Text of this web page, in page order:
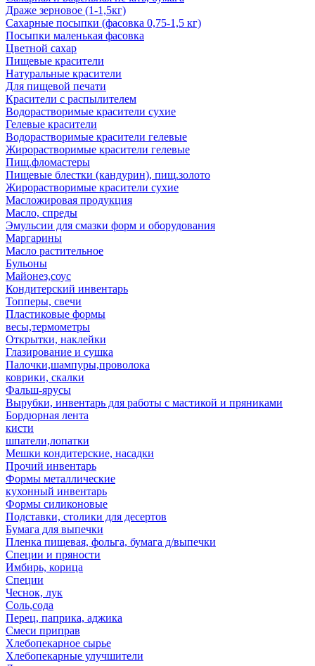
Драже зерновое (1-1,5кг)
Сахарные посыпки (фасовка 0,75-1,5 кг)
Посыпки маленькая фасовка
Цветной сахар
Пищевые красители
Натуральные красители
Для пищевой печати
Красители с распылителем
Водорастворимые красители сухие
Гелевые красители
Водорастворимые красители гелевые
Жирорастворимые красители гелевые
Пищ.фломастеры
Пищевые блестки (кандурин), пищ.золото
Жирорастворимые красители сухие
Масложировая продукция
Масло, спреды
Эмульсии для смазки форм и оборудования
Маргарины
Масло растительное
Бульоны
Майонез,соус
Кондитерский инвентарь
Топперы, свечи
Пластиковые формы
весы,термометры
Открытки, наклейки
Глазирование и сушка
Палочки,шампуры,проволока
коврики, скалки
Фальш-ярусы
Вырубки, инвентарь для работы с мастикой и пряниками
Бордюрная лента
кисти
шпатели,лопатки
Мешки кондитерские, насадки
Прочий инвентарь
Формы металлические
кухонный инвентарь
Формы силиконовые
Подставки, столики для десертов
Бумага для выпечки
Пленка пищевая, фольга, бумага д/выпечки
Специи и пряности
Имбирь, корица
Специи
Чеснок, лук
Соль,сода
Перец, паприка, аджика
Смеси приправ
Хлебопекарное сырье
Хлебопекарные улучшители